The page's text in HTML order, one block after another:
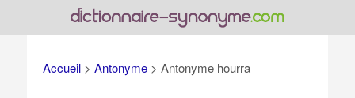
Accueil > Antonyme > Antonyme hourra